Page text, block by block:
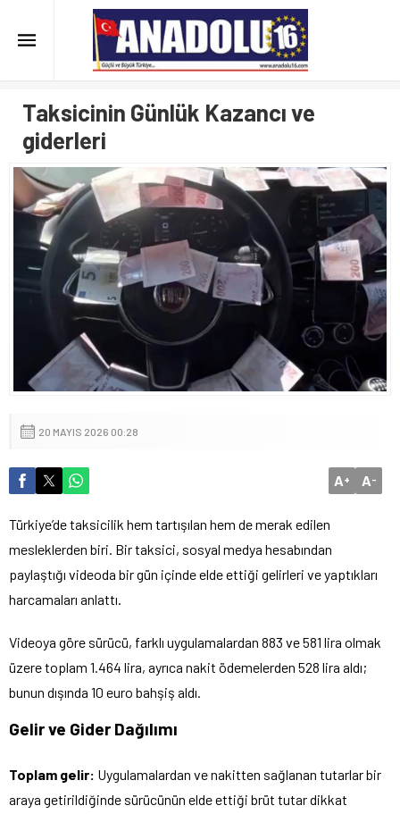
Taksicinin Günlük Kazancı ve
giderleri
20 MAYIS 2026 00:28
A+ A-
Türkiye’de taksicilik hem tartışılan hem de merak edilen
mesleklerden biri. Bir taksici, sosyal medya hesabından
paylaştığı videoda bir gün içinde elde ettiği gelirleri ve yaptıkları
harcamaları anlattı.
Videoya göre sürücü, farklı uygulamalardan 883 ve 581 lira olmak
üzere toplam 1.464 lira, ayrıca nakit ödemelerden 528 lira aldı;
bunun dışında 10 euro bahşiş aldı.
Gelir ve Gider Dağılımı
Toplam gelir: Uygulamalardan ve nakitten sağlanan tutarlar bir
araya getirildiğinde sürücünün elde ettiği brüt tutar dikkat